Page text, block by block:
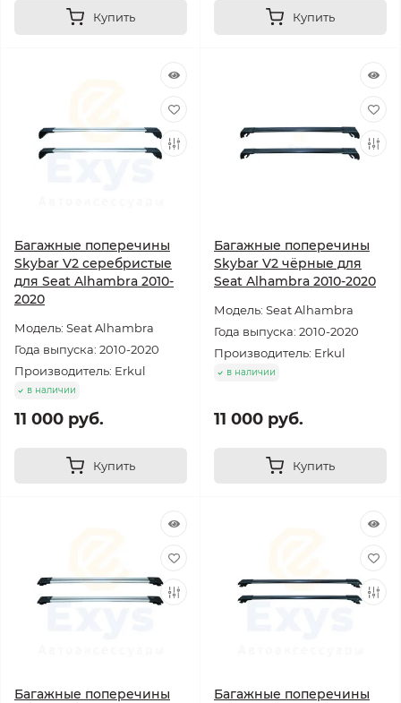
Купить Купить
Багажные поперечины
Skybar V2 серебристые
для Seat Alhambra 2010-
2020
Модель: Seat Alhambra
Года выпуска: 2010-2020
Производитель: Erkul
в наличии
11 000 руб.
Купить
Багажные поперечины
Skybar V2 чёрные для
Seat Alhambra 2010-2020
Модель: Seat Alhambra
Года выпуска: 2010-2020
Производитель: Erkul
в наличии
11 000 руб.
Купить
Багажные поперечины
Багажные поперечины